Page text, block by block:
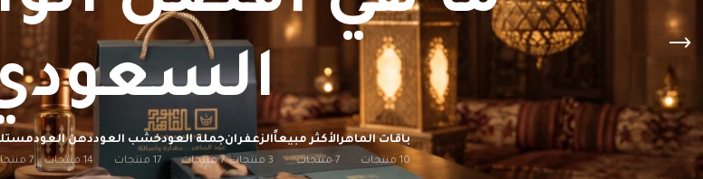
باقات الماهر
10 منتجات
الأكثر مبيعاً
7 منتجات
الزعفران
3 منتجات
جملة العود
7 منتجات
خشب العود
17 منتجات
دهن العود
14 منتجات 7 منتجات